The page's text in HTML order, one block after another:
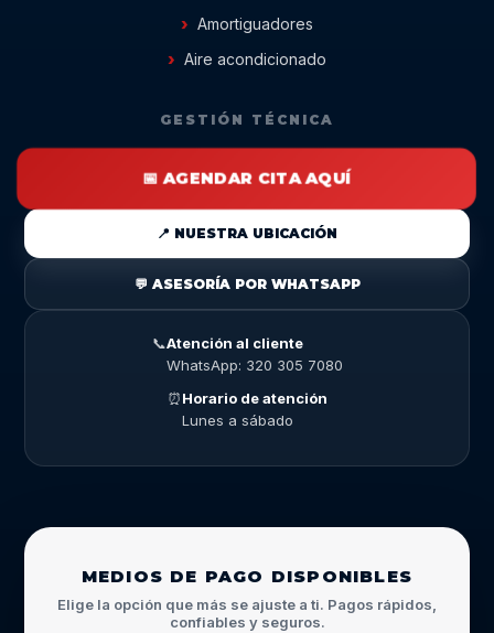
Amortiguadores
Aire acondicionado
GESTIÓN TÉCNICA
📅 AGENDAR CITA AQUÍ
📍 NUESTRA UBICACIÓN
💬 ASESORÍA POR WHATSAPP
📞Atención al cliente
WhatsApp: 320 305 7080
⏰Horario de atención
Lunes a sábado
MEDIOS DE PAGO DISPONIBLES
Elige la opción que más se ajuste a ti. Pagos rápidos,
confiables y seguros.